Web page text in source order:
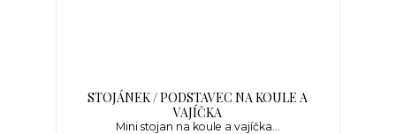
STOJÁNEK / PODSTAVEC NA KOULE A
VAJÍČKA
Mini stojan na koule a vajíčka...